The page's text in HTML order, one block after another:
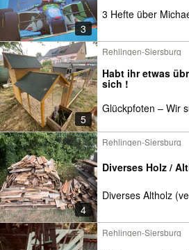
3
3 Hefte über
5
Rehlingen-Siersburg
Habt ihr etwas
sich !
Glückpfoten – Wir
4
Rehlingen-Siersburg
Diverses Holz /
Diverses Altholz
Rehlingen-Siersburg